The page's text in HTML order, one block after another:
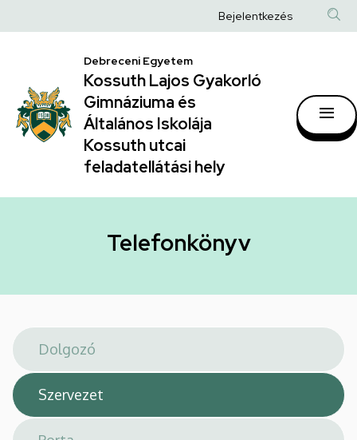
|
Kossuth
Lajos
Gyakorló
Gimnáziuma
Általános
hely
a
Anonim
fiók
Bejelentkezés
Debreceni Egyetem
Kossuth Lajos Gyakorló
Gimnáziuma és
Általános Iskolája
Kossuth utcai
feladatellátási hely
Telefonkönyv